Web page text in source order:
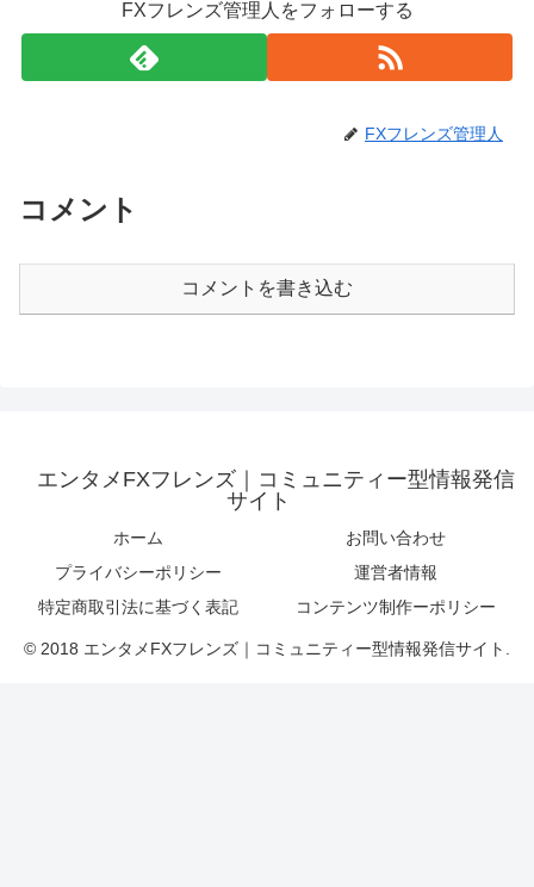
FXフレンズ管理人をフォローする
FXフレンズ管理人
コメント
コメントを書き込む
エンタメFXフレンズ｜コミュニティー型情報発信
サイト
ホーム
お問い合わせ
プライバシーポリシー
運営者情報
特定商取引法に基づく表記
コンテンツ制作ーポリシー
© 2018 エンタメFXフレンズ｜コミュニティー型情報発信サイト.